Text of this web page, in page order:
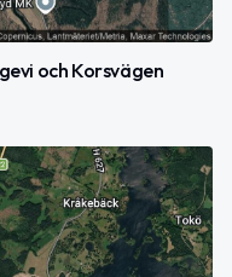
och Korsvägen